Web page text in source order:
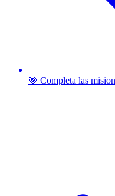
🎯 Completa las